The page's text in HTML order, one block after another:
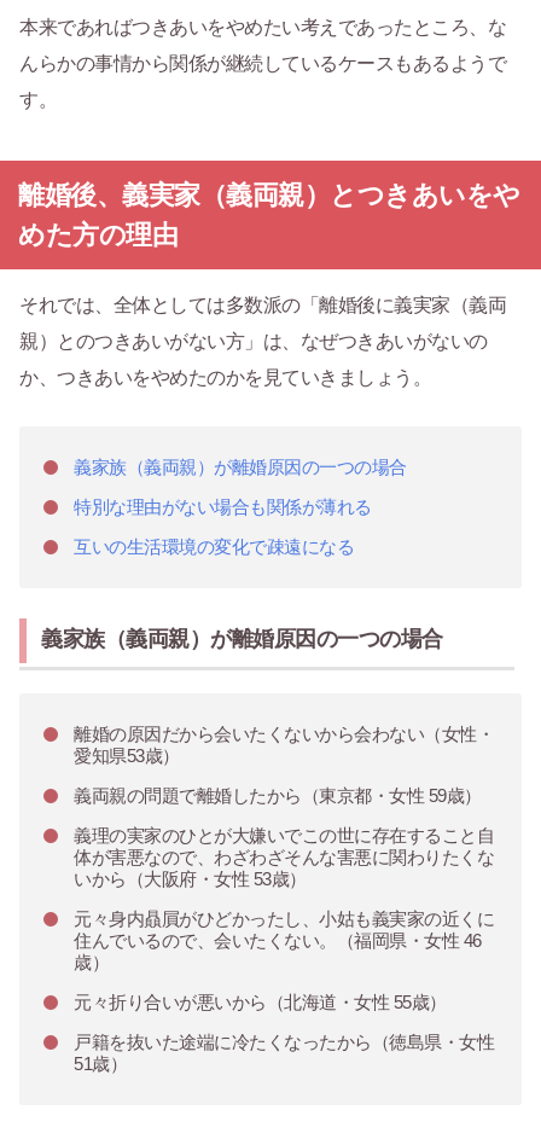
本来であればつきあいをやめたい考えであったところ、な
んらかの事情から関係が継続しているケースもあるようで
す。
離婚後、義実家（義両親）とつきあいをや
めた方の理由
それでは、全体としては多数派の「離婚後に義実家（義両
親）とのつきあいがない方」は、なぜつきあいがないの
か、つきあいをやめたのかを見ていきましょう。
義家族（義両親）が離婚原因の一つの場合
特別な理由がない場合も関係が薄れる
互いの生活環境の変化で疎遠になる
義家族（義両親）が離婚原因の一つの場合
離婚の原因だから会いたくないから会わない（女性・
愛知県53歳）
義両親の問題で離婚したから（東京都・女性 59歳）
義理の実家のひとが大嫌いでこの世に存在すること自
体が害悪なので、わざわざそんな害悪に関わりたくな
いから（大阪府・女性 53歳）
元々身内贔屓がひどかったし、小姑も義実家の近くに
住んでいるので、会いたくない。（福岡県・女性 46
歳）
元々折り合いが悪いから（北海道・女性 55歳）
戸籍を抜いた途端に冷たくなったから（徳島県・女性
51歳）